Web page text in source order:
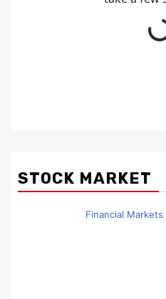
STOCK MARKET
Financial Markets